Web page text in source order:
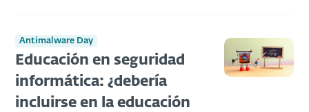
Antimalware Day
Educación en seguridad
informática: ¿debería
incluirse en la educación